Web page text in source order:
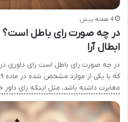
4 هفته پیش
در چه صورت رای باطل است؟
ابطال آرا
در چه صورت رای باطل است رای داوری
مغایرت داشته باشد، مثل اینکه رای